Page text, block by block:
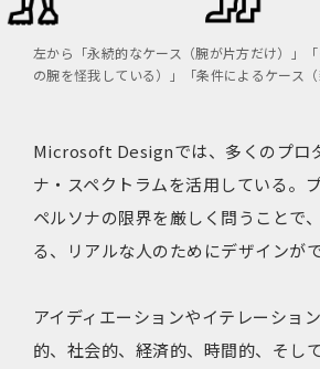
左から「永続的なケース（腕が片方だけ）」
の腕を怪我している）」「条件によるケース（
Microsoft Designでは、多くのプロ
ナ・スペクトラムを活用している。
ペルソナの限界を厳しく問うことで
る、リアルな人のためにデザインが
アイディエーションやイテレーショ
的、社会的、経済的、時間的、そし